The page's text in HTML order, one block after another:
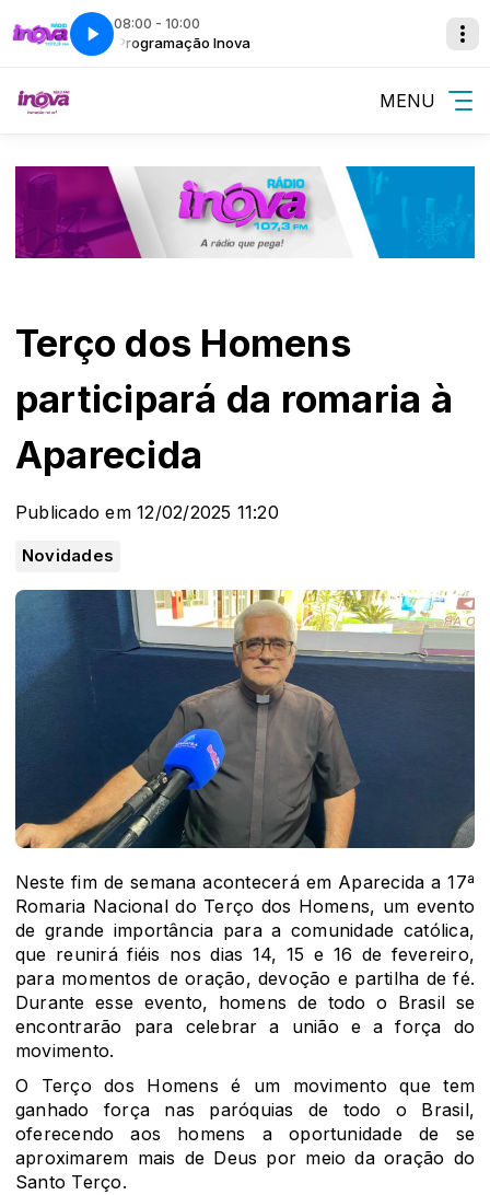
08:00 - 10:00
Programação Inova
Bom Dia Cidade com André Brazil
MENU
Terço dos Homens
participará da romaria à
Aparecida
Publicado em 12/02/2025 11:20
Novidades
Neste fim de semana acontecerá em Aparecida a 17ª
Romaria Nacional do Terço dos Homens, um evento
de grande importância para a comunidade católica,
que reunirá fiéis nos dias 14, 15 e 16 de fevereiro,
para momentos de oração, devoção e partilha de fé.
Durante esse evento, homens de todo o Brasil se
encontrarão para celebrar a união e a força do
movimento.
O Terço dos Homens é um movimento que tem
ganhado força nas paróquias de todo o Brasil,
oferecendo aos homens a oportunidade de se
aproximarem mais de Deus por meio da oração do
Santo Terço.